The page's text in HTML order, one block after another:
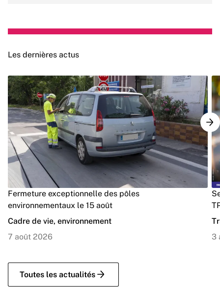
Les dernières actus
Toutes les actualités
Fermeture exceptionnelle des pôles
environnementaux le 15 août
Cadre de vie, environnement
7 août 2026
3